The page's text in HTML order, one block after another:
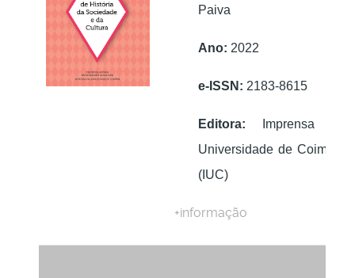
Paiva
Ano: 2022
e-ISSN: 2183-8615
Editora: Imprensa da
Universidade de Coimbra
(IUC)
+informação